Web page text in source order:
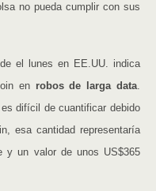
no pueda cumplir con sus
el lunes en EE.UU. indica
en robos de larga data.
difícil de cuantificar debido
esa cantidad representaría
y un valor de unos US$365